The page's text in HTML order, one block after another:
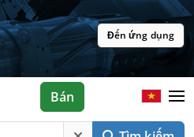
Đến ứng dụng
Bán